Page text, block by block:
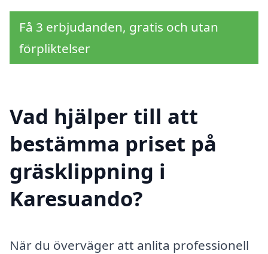
Få 3 erbjudanden, gratis och utan
förpliktelser
Vad hjälper till att
bestämma priset på
gräsklippning i
Karesuando?
När du överväger att anlita professionell